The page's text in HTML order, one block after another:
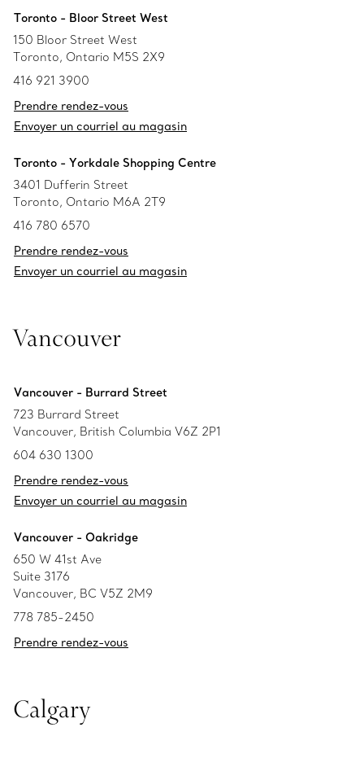
Toronto - Bloor Street West
150 Bloor Street West
Toronto, Ontario M5S 2X9
416 921 3900
Prendre rendez-vous
Envoyer un courriel au magasin
Toronto - Yorkdale Shopping Centre
3401 Dufferin Street
Toronto, Ontario M6A 2T9
416 780 6570
Prendre rendez-vous
Envoyer un courriel au magasin
Vancouver
Vancouver - Burrard Street
723 Burrard Street
Vancouver, British Columbia V6Z 2P1
604 630 1300
Prendre rendez-vous
Envoyer un courriel au magasin
Vancouver - Oakridge
650 W 41st Ave
Suite 3176
Vancouver, BC V5Z 2M9
778 785-2450
Prendre rendez-vous
Calgary